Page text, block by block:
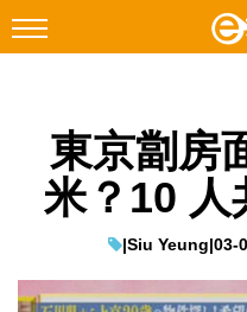
Facebook Instagram
科技焦點
遊戲動漫
東京劏房
米？10 人
|Siu Yeung|03-